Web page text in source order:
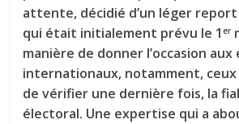
attente, décidié d’un léger
qui était initialement prévu le 1er
manière de donner l’occasion
internationaux, notamment, ceux
de vérifier une dernière fois, la
électoral. Une expertise qui a